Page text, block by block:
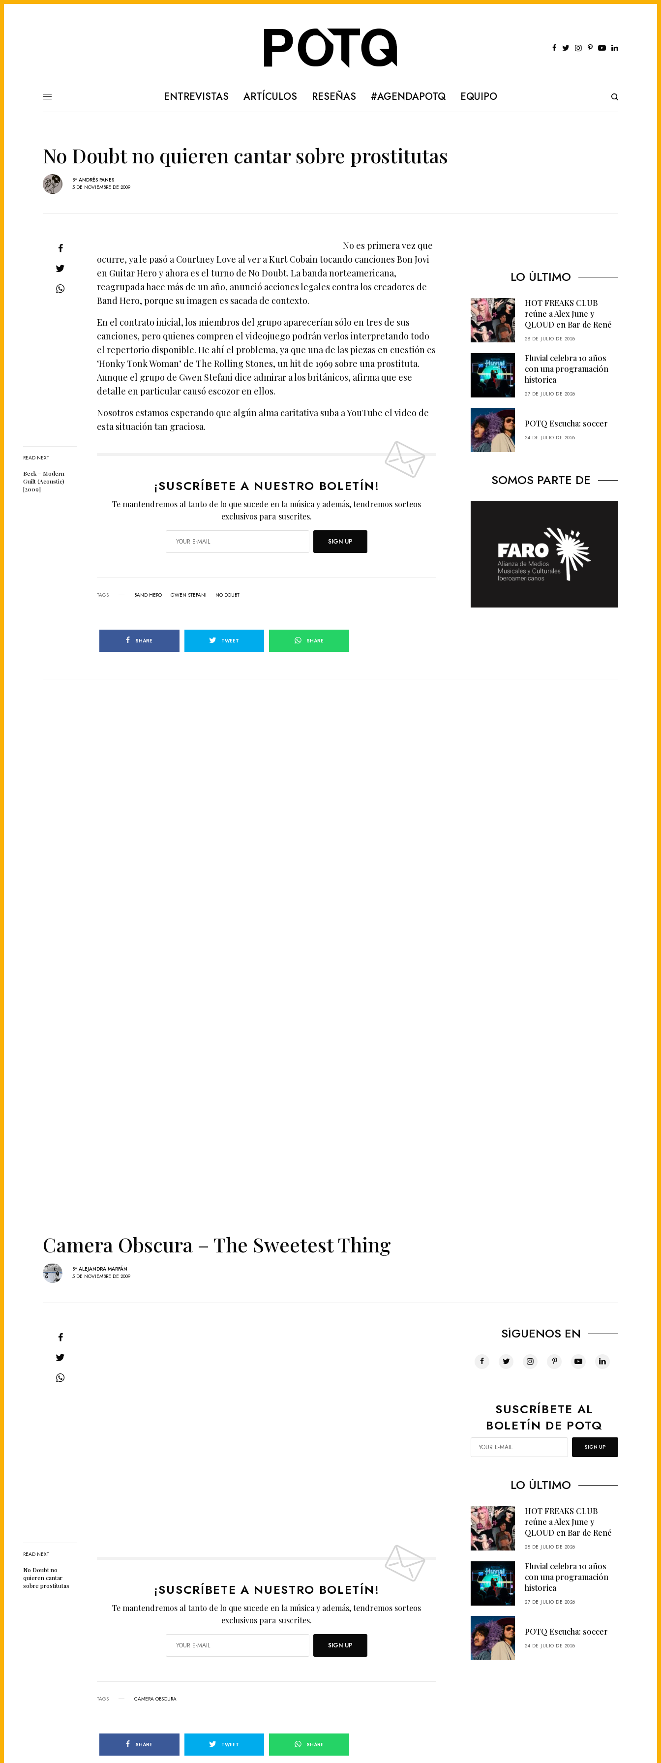
ENTREVISTAS ARTÍCULOS RESEÑAS #AGENDAPOTQ EQUIPO
No Doubt no quieren cantar sobre prostitutas
BY ANDRÉS PANES
5 DE NOVIEMBRE DE 2009
READ NEXT
Beck – Modern
Guilt (Acoustic)
[2009]
No es primera vez que
ocurre, ya le pasó a Courtney Love al ver a Kurt Cobain tocando canciones Bon Jovi
en Guitar Hero y ahora es el turno de No Doubt. La banda norteamericana,
reagrupada hace más de un año, anunció acciones legales contra los creadores de
Band Hero, porque su imagen es sacada de contexto.
En el contrato inicial, los miembros del grupo aparecerían sólo en tres de sus
canciones, pero quienes compren el videojuego podrán verlos interpretando todo
el repertorio disponible. He ahí el problema, ya que una de las piezas en cuestión es
‘Honky Tonk Woman’ de The Rolling Stones, un hit de 1969 sobre una prostituta.
Aunque el grupo de Gwen Stefani dice admirar a los británicos, afirma que ese
detalle en particular causó escozor en ellos.
Nosotros estamos esperando que algún alma caritativa suba a YouTube el video de
esta situación tan graciosa.
¡SUSCRÍBETE A NUESTRO BOLETÍN!
Te mantendremos al tanto de lo que sucede en la música y además, tendremos sorteos
exclusivos para suscrites.
SIGN UP
TAGS BAND HERO GWEN STEFANI NO DOUBT
SHARE TWEET SHARE
LO ÚLTIMO
HOT FREAKS CLUB
reúne a Alex June y
QLOUD en Bar de René
28 DE JULIO DE 2026
Fluvial celebra 10 años
con una programación
historica
27 DE JULIO DE 2026
POTQ Escucha: soccer
24 DE JULIO DE 2026
SOMOS PARTE DE
Camera Obscura – The Sweetest Thing
BY ALEJANDRA MARFÁN
5 DE NOVIEMBRE DE 2009
READ NEXT
No Doubt no
quieren cantar
sobre prostitutas
¡SUSCRÍBETE A NUESTRO BOLETÍN!
Te mantendremos al tanto de lo que sucede en la música y además, tendremos sorteos
exclusivos para suscrites.
SIGN UP
TAGS CAMERA OBSCURA
SHARE TWEET SHARE
SÍGUENOS EN
SUSCRÍBETE AL
BOLETÍN DE POTQ
SIGN UP
LO ÚLTIMO
HOT FREAKS CLUB
reúne a Alex June y
QLOUD en Bar de René
28 DE JULIO DE 2026
Fluvial celebra 10 años
con una programación
historica
27 DE JULIO DE 2026
POTQ Escucha: soccer
24 DE JULIO DE 2026